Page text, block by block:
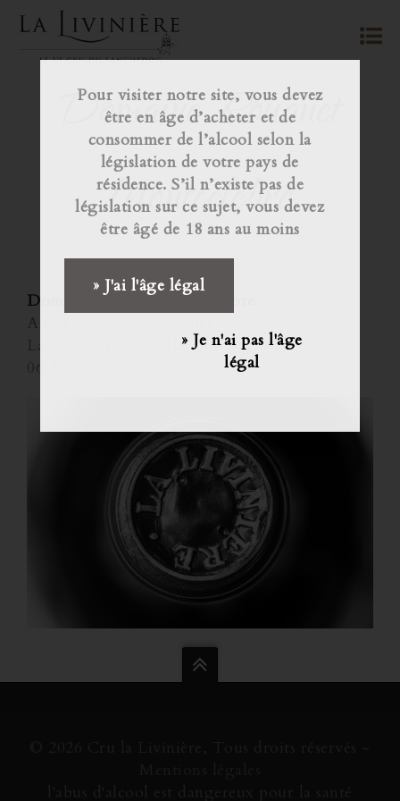
Pour visiter notre site, vous devez
être en âge d’acheter et de
consommer de l’alcool selon la
législation de votre pays de
résidence. S’il n’existe pas de
législation sur ce sujet, vous devez
être âgé de 18 ans au moins
» J'ai l'âge légal
» Je n'ai pas l'âge
légal
Domaine Rouanet
Montcélèbre
Domaine Rouanet Montcélèbre
Annie et Jérémie Rouanet
La Courounelle 34210 Cesseras
06 85 91 37 28